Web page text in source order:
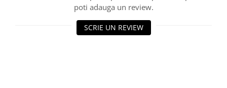
poti adauga un review.
SCRIE UN REVIEW